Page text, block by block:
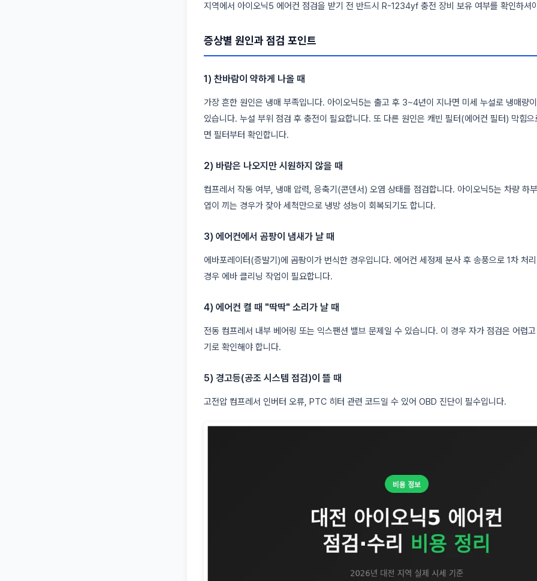
지역에서 아이오닉5 에어컨 점검을 받기 전 반드시 R-1234yf 충전 장비 보유 여부를 확인하셔
증상별 원인과 점검 포인트
1) 찬바람이 약하게 나올 때
가장 흔한 원인은 냉매 부족입니다. 아이오닉5는 출고 후 3~4년이 지나면 미세 누설로 냉매량
있습니다. 누설 부위 점검 후 충전이 필요합니다. 또 다른 원인은 캐빈 필터(에어컨 필터) 막힘
면 필터부터 확인합니다.
2) 바람은 나오지만 시원하지 않을 때
컴프레서 작동 여부, 냉매 압력, 응축기(콘덴서) 오염 상태를 점검합니다. 아이오닉5는 차량 하
엽이 끼는 경우가 잦아 세척만으로 냉방 성능이 회복되기도 합니다.
3) 에어컨에서 곰팡이 냄새가 날 때
에바포레이터(증발기)에 곰팡이가 번식한 경우입니다. 에어컨 세정제 분사 후 송풍으로 1차 처
경우 에바 클리닝 작업이 필요합니다.
4) 에어컨 켤 때 "딱딱" 소리가 날 때
전동 컴프레서 내부 베어링 또는 익스팬션 밸브 문제일 수 있습니다. 이 경우 자가 점검은 어렵
기로 확인해야 합니다.
5) 경고등(공조 시스템 점검)이 뜰 때
고전압 컴프레서 인버터 오류, PTC 히터 관련 코드일 수 있어 OBD 진단이 필수입니다.